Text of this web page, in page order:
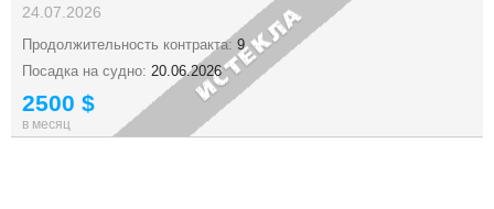
24.07.2026
Продолжительность контракта: 9
Посадка на судно: 20.06.2026
2500 $
в месяц